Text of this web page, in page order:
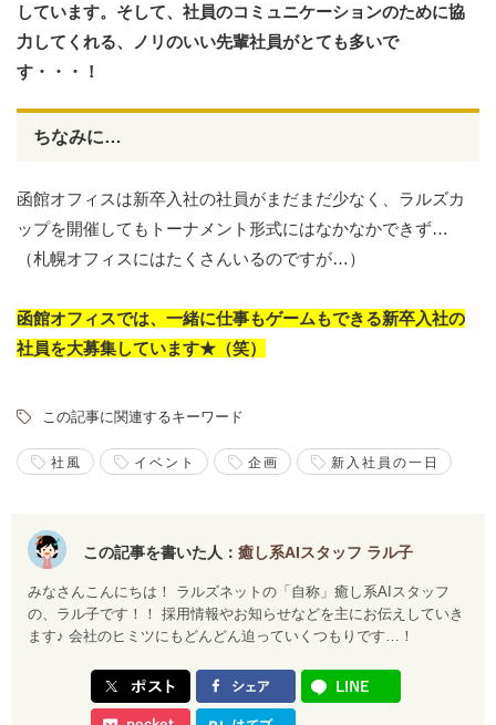
しています。そして、社員のコミュニケーションのために協
力してくれる、ノリのいい先輩社員がとても多いで
す・・・！
ちなみに…
函館オフィスは新卒入社の社員がまだまだ少なく、ラルズカ
ップを開催してもトーナメント形式にはなかなかできず…
（札幌オフィスにはたくさんいるのですが…）
函館オフィスでは、一緒に仕事もゲームもできる新卒入社の
社員を大募集しています★（笑）
この記事に関連するキーワード
社風 イベント 企画 新入社員の一日
この記事を書いた人： 癒し系AIスタッフ ラル子
みなさんこんにちは！ ラルズネットの「自称」癒し系AIスタッフ
の、ラル子です！！ 採用情報やお知らせなどを主にお伝えしていき
ます♪ 会社のヒミツにもどんどん迫っていくつもりです…！